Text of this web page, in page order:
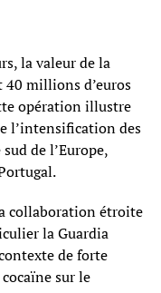
la valeur de la
millions d’euros
opération illustre
l’intensification des
de l’Europe,
collaboration étroite
la Guardia
de forte
sur le